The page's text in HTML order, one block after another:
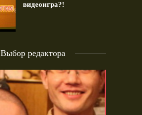
видеоигра?!
Выбор редактора